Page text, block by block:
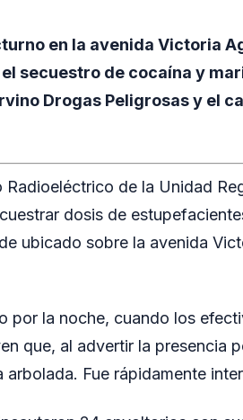
en la avenida Victoria
secuestro de cocaína y
Drogas Peligrosas y el
de la Unidad
dosis de
ubicado sobre la avenida
por la noche, cuando los
que, al advertir la presencia
Fue rápidamente